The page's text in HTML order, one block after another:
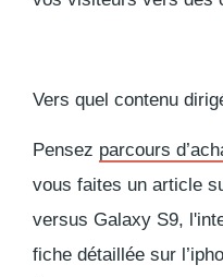
Vers quel contenu
Pensez parcours
vous faites un article
versus Galaxy S9,
fiche détaillée sur